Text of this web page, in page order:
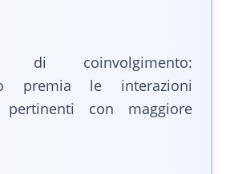
di coinvolgimento:
premia le interazioni
con maggiore